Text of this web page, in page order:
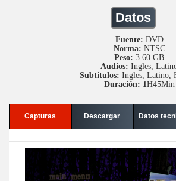
Datos
Fuente: DVD
Norma: NTSC
Peso: 3.60 GB
Audios: Ingles,
Subtitulos: Ingles, Latino,
Duración: 1H45Min
Capturas Descargar Datos